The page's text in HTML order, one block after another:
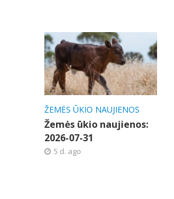
ŽEMĖS ŪKIO NAUJIENOS
Žemės ūkio naujienos:
2026-07-31
5 d. ago